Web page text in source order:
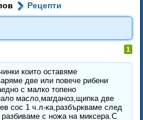
Рецепти
1
които оставяме
две или повече рибени
с малко топено
масло,магданоз,щипка две
сос 1 ч.л-ка,разбъркваме след
разбиваме с ножа на миксера.С